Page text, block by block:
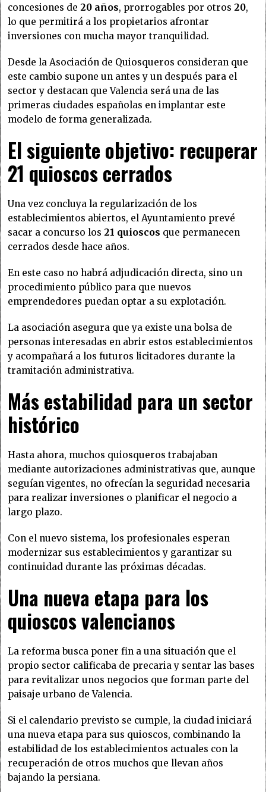
concesiones de20 años, prorrogables por otros20,
lo que permitirá a los propietarios afrontar
inversiones con mucha mayor tranquilidad.
Desde la Asociación de Quiosqueros consideran que
este cambio supone un antes y un después para el
sector y destacan que Valencia será una de las
primeras ciudades españolas en implantar este
modelo de forma generalizada.
El siguiente objetivo: recuperar
21 quioscos cerrados
Una vez concluya la regularización de los
establecimientos abiertos, el Ayuntamiento prevé
sacar a concurso los21 quioscos que permanecen
cerrados desde hace años.
En este caso no habrá adjudicación directa, sino un
procedimiento público para que nuevos
emprendedores puedan optar a su explotación.
La asociación asegura que ya existe una bolsa de
personas interesadas en abrir estos establecimientos
y acompañará a los futuros licitadores durante la
tramitación administrativa.
Más estabilidad para un sector
histórico
Hasta ahora, muchos quiosqueros trabajaban
mediante autorizaciones administrativas que, aunque
seguían vigentes, no ofrecían la seguridad necesaria
para realizar inversiones o planificar el negocio a
largo plazo.
Con el nuevo sistema, los profesionales esperan
modernizar sus establecimientos y garantizar su
continuidad durante las próximas décadas.
Una nueva etapa para los
quioscos valencianos
La reforma busca poner fin a una situación que el
propio sector calificaba de precaria y sentar las bases
para revitalizar unos negocios que forman parte del
paisaje urbano de Valencia.
Si el calendario previsto se cumple, la ciudad iniciará
una nueva etapa para sus quioscos, combinando la
estabilidad de los establecimientos actuales con la
recuperación de otros muchos que llevan años
bajando la persiana.